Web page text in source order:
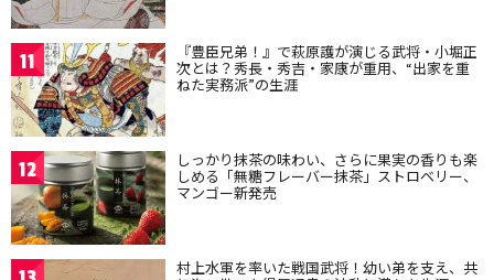
11 『豊臣兄弟！』で萩原護が演じる武将・小堀正
次とは？秀長・秀吉・家康が重用、“出家を重
ねた実務派”の生涯
12 しっかり抹茶の味わい、さらに果実の香りも楽
しめる「無糖フレーバー抹茶」ストロベリー、
マンゴー新発売
村上水軍を率いた戦国武将！幼い弟を支え、共